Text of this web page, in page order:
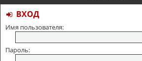
ВХОД
Имя пользователя:
Пароль: